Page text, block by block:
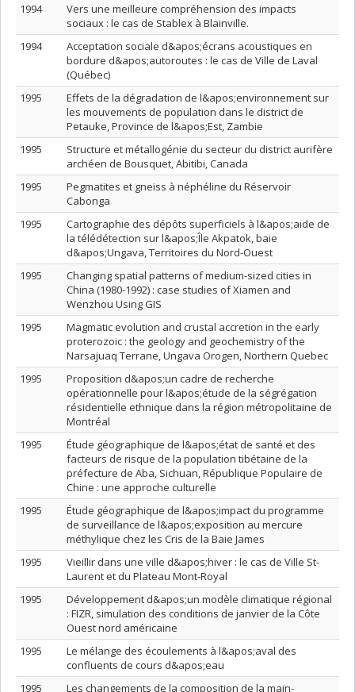
1994
Vers une meilleure compréhension des impacts
sociaux : le cas de Stablex à Blainville.
1994
Acceptation sociale d&apos;écrans acoustiques en
bordure d&apos;autoroutes : le cas de Ville de Laval
(Québec)
1995
Effets de la dégradation de l&apos;environnement sur
les mouvements de population dans le district de
Petauke, Province de l&apos;Est, Zambie
1995
Structure et métallogénie du secteur du district aurifère
archéen de Bousquet, Abitibi, Canada
1995
Pegmatites et gneiss à néphéline du Réservoir
Cabonga
1995
Cartographie des dépôts superficiels à l&apos;aide de
la télédétection sur l&apos;Île Akpatok, baie
d&apos;Ungava, Territoires du Nord-Ouest
1995
Changing spatial patterns of medium-sized cities in
China (1980-1992) : case studies of Xiamen and
Wenzhou Using GIS
1995
Magmatic evolution and crustal accretion in the early
proterozoic : the geology and geochemistry of the
Narsajuaq Terrane, Ungava Orogen, Northern Quebec
1995
Proposition d&apos;un cadre de recherche
opérationnelle pour l&apos;étude de la ségrégation
résidentielle ethnique dans la région métropolitaine de
Montréal
1995
Étude géographique de l&apos;état de santé et des
facteurs de risque de la population tibétaine de la
préfecture de Aba, Sichuan, République Populaire de
Chine : une approche culturelle
1995
Étude géographique de l&apos;impact du programme
de surveillance de l&apos;exposition au mercure
méthylique chez les Cris de la Baie James
1995
Vieillir dans une ville d&apos;hiver : le cas de Ville St-
Laurent et du Plateau Mont-Royal
1995
Développement d&apos;un modèle climatique régional
: FIZR, simulation des conditions de janvier de la Côte
Ouest nord américaine
1995
Le mélange des écoulements à l&apos;aval des
confluents de cours d&apos;eau
1995
Les changements de la composition de la main-